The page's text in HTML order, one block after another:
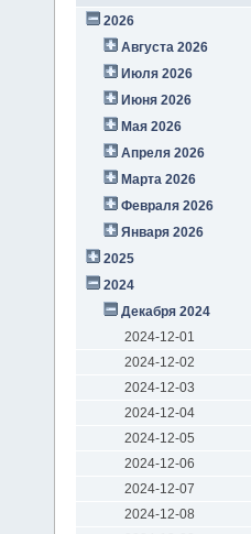
2026
Августа 2026
Июля 2026
Июня 2026
Мая 2026
Апреля 2026
Марта 2026
Февраля 2026
Января 2026
2025
2024
Декабря 2024
2024-12-01
2024-12-02
2024-12-03
2024-12-04
2024-12-05
2024-12-06
2024-12-07
2024-12-08